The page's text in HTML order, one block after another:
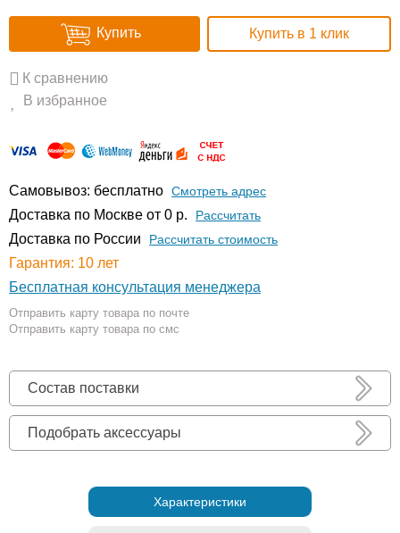
Купить Купить в 1 клик
К сравнению
В избранное
Самовывоз: бесплатно Смотреть адрес
Доставка по Москве от 0 р. Расcчитать
Доставка по России Рассчитать стоимость
Гарантия: 10 лет
Бесплатная консультация менеджера
Отправить карту товара по почте
Отправить карту товара по смс
Состав поставки
Подобрать аксессуары
Характеристики